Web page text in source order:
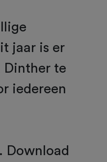
jaar is er
Dinther te
iedereen
Download